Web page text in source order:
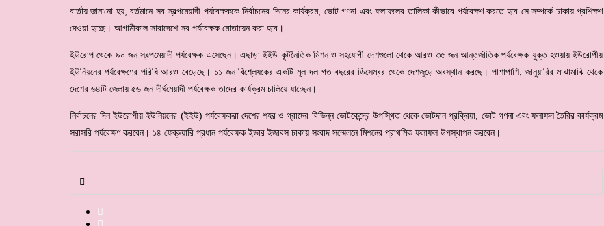
বার্তায় জানা‌নো হয়, বর্তমানে সব স্বল্পমেয়াদী পর্যবেক্ষককে নির্বাচনের দিনের কার্যক্রম, ভোট গণনা এবং ফলাফলের তালিকা কীভাবে পর্যবেক্ষণ করতে হবে সে সম্পর্কে ঢাকায় প্রশিক্ষণ
দেওয়া হচ্ছে। আগামীকাল সারাদেশে সব পর্যবেক্ষক মোতায়েন করা হবে।
ইউরোপ থেকে ৯০ জন স্বল্পমেয়াদী পর্যবেক্ষক এসেছেন। এছাড়া ইইউ কূটনৈতিক মিশন ও সহযোগী দেশগুলো থেকে আরও ৩৫ জন আন্তর্জাতিক পর্যবেক্ষক যুক্ত হওয়ায় ইউরোপীয়
ইউনিয়নের পর্যবেক্ষণের পরিধি আরও বেড়েছে। ১১ জন বিশ্লেষকের একটি মূল দল গত বছরের ডিসেম্বর থেকে দেশজুড়ে অবস্থান করছে। পাশাপাশি, জানুয়ারির মাঝামাঝি থেকে
দেশের ৬৪টি জেলায় ৫৬ জন দীর্ঘমেয়াদী পর্যবেক্ষক তাদের কার্যক্রম চালিয়ে যাচ্ছেন।
নির্বাচনের দিন ইউরোপীয় ইউনিয়নের (ইইউ) পর্যবেক্ষকরা দেশের শহর ও গ্রামের বিভিন্ন ভোটকেন্দ্রে উপস্থিত থেকে ভোটদান প্রক্রিয়া, ভোট গণনা এবং ফলাফল তৈরির কার্যক্রম
সরাসরি পর্যবেক্ষণ করবেন। ১৪ ফেব্রুয়ারি প্রধান পর্যবেক্ষক ইভার ইজাবস ঢাকায় সংবাদ সম্মেলনে মিশনের প্রাথমিক ফলাফল উপস্থাপন করবেন।